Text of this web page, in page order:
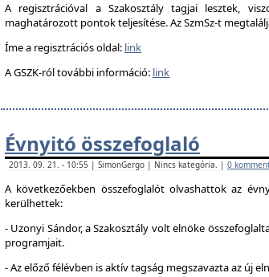
A regisztrációval a Szakosztály tagjai lesztek,
maghatározott pontok teljesítése. Az SzmSz-t
Íme a regisztrációs oldal: link
A GSZK-ról további információ: link
Évnyitó összefoglaló
2013. 09. 21. - 10:55 | SimonGergo | Nincs kategória. | 0
A következőekben összefoglalót olvashattok az
kerülhettek:
- Uzonyi Sándor, a Szakosztály volt elnöke
programjait.
- Az előző félévben is aktív tagság megszavazta az új